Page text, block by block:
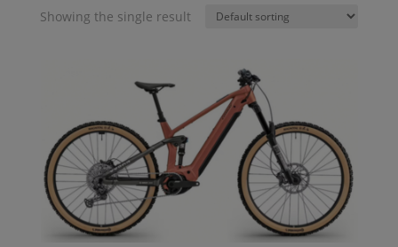
Showing the single result